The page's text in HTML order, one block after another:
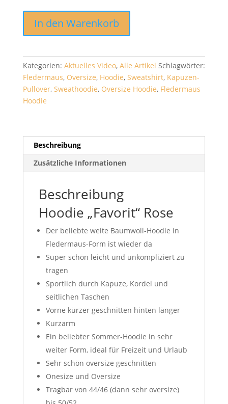
"Favorit"
Rose
In den Warenkorb
Kategorien: Aktuelles Video, Alle Artikel Schlagwörter:
Fledermaus, Oversize, Hoodie, Sweatshirt, Kapuzen-
Pullover, Sweathoodie, Oversize Hoodie, Fledermaus
Hoodie
Beschreibung
Zusätzliche Informationen
Beschreibung
Hoodie „Favorit“ Rose
Der beliebte weite Baumwoll-Hoodie in
Fledermaus-Form ist wieder da
Super schön leicht und unkompliziert zu
tragen
Sportlich durch Kapuze, Kordel und
seitlichen Taschen
Vorne kürzer geschnitten hinten länger
Kurzarm
Ein beliebter Sommer-Hoodie in sehr
weiter Form, ideal für Freizeit und Urlaub
Sehr schön oversize geschnitten
Onesize und Oversize
Tragbar von 44/46 (dann sehr oversize)